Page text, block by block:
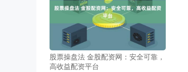
股票操盘法 金股配资网：安全可靠，
高收益配资平台